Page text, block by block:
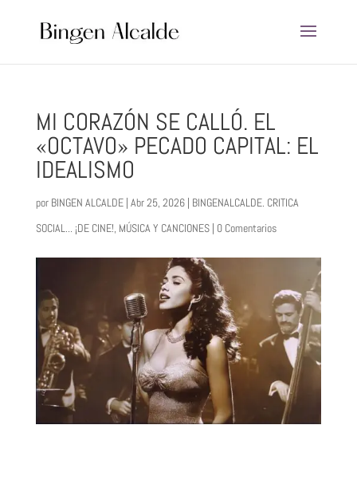
MI CORAZÓN SE CALLÓ. EL
«OCTAVO» PECADO CAPITAL: EL
IDEALISMO
por BINGEN ALCALDE| Abr 25, 2026| BINGENALCALDE. CRITICA
SOCIAL... ¡DE CINE!, MÚSICA Y CANCIONES| 0 Comentarios